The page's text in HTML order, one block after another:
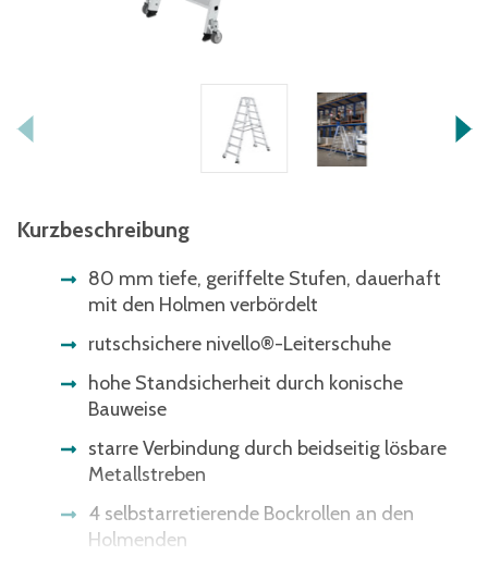
Kurzbeschreibung
80 mm tiefe, geriffelte Stufen, dauerhaft
mit den Holmen verbördelt
rutschsichere nivello®-Leiterschuhe
hohe Standsicherheit durch konische
Bauweise
starre Verbindung durch beidseitig lösbare
Metallstreben
4 selbstarretierende Bockrollen an den
Holmenden